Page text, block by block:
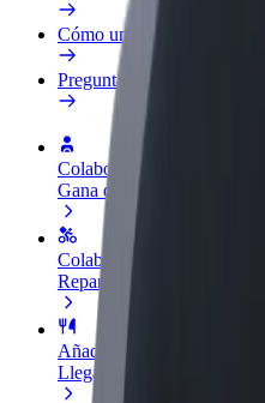
Cómo unirse
Preguntas frecuentes
Colaborar como conductor
Gana dinero colaborando
Colaborar como repartidor
Reparte comida y cobra
Añadir un restaurante o
Llega a más clientes y